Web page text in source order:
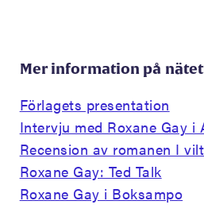
Mer information på nätet
Förlagets presentation
Intervju med Roxane Gay i
Recension av romanen I
Roxane Gay: Ted Talk
Roxane Gay i Boksampo